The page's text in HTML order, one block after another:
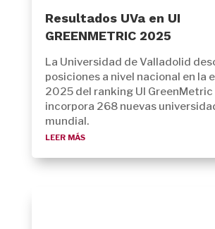
Resultados UVa en UI
GREENMETRIC 2025
La Universidad de Valladolid
posiciones a nivel nacional en la
2025 del ranking UI GreenMetric
incorpora 268 nuevas
mundial.
leer más